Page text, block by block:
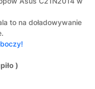
to na doładowywanie
)